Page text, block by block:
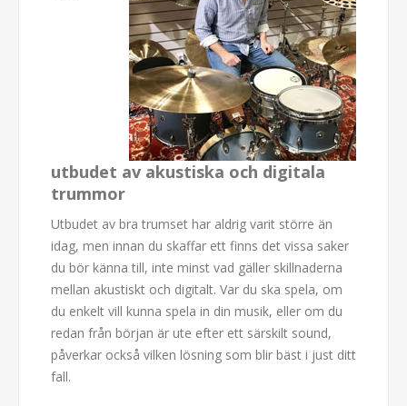
utbudet av akustiska och digitala
trummor
Utbudet av bra trumset har aldrig varit större än
idag, men innan du skaffar ett finns det vissa saker
du bör känna till, inte minst vad gäller skillnaderna
mellan akustiskt och digitalt. Var du ska spela, om
du enkelt vill kunna spela in din musik, eller om du
redan från början är ute efter ett särskilt sound,
påverkar också vilken lösning som blir bäst i just ditt
fall.